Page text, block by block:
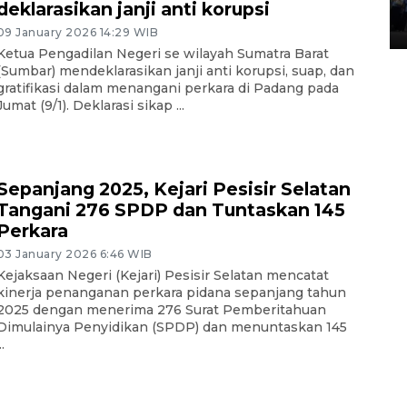
janji anti korupsi
January 2026 14:29 WIB
Pengadilan Negeri se wilayah Sumatra Barat
mendeklarasikan janji anti korupsi, suap, dan
dalam menangani perkara di Padang pada
(9/1). Deklarasi sikap ...
2025, Kejari Pesisir Selatan
276 SPDP dan Tuntaskan 145
January 2026 6:46 WIB
Negeri (Kejari) Pesisir Selatan mencatat
penanganan perkara pidana sepanjang tahun
dengan menerima 276 Surat Pemberitahuan
Penyidikan (SPDP) dan menuntaskan 145
05 August 2026 10:35 WIB